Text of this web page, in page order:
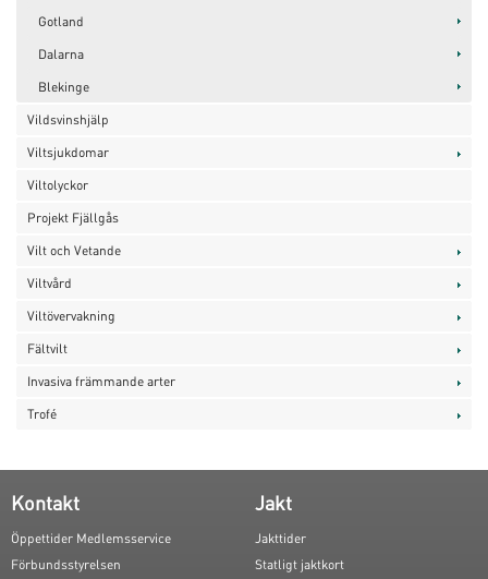
Gotland
Dalarna
Blekinge
Vildsvinshjälp
Viltsjukdomar
Viltolyckor
Projekt Fjällgås
Vilt och Vetande
Viltvård
Viltövervakning
Fältvilt
Invasiva främmande arter
Trofé
Kontakt
Öppettider Medlemsservice
Förbundsstyrelsen
Jakt
Jakttider
Statligt jaktkort